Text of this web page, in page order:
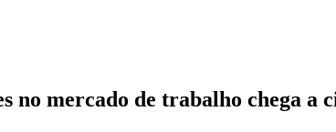
no mercado de trabalho chega a